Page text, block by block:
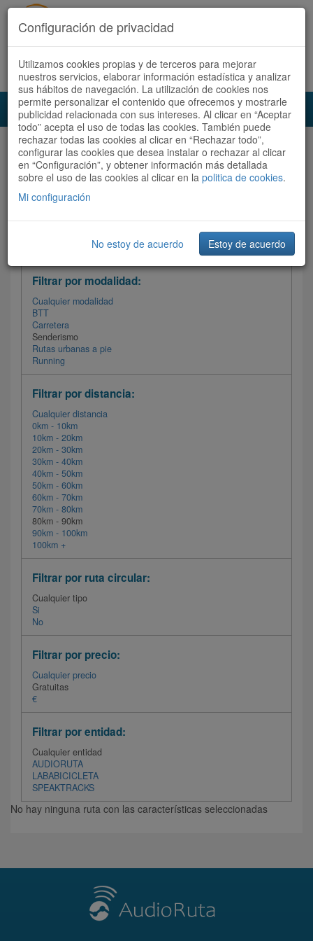
Acceder Registrate ahora Español | Català
Audioruta Todas las rutas
Todas las rutas
Ordenar por: Más recientes /
Filtrar las rutas
Filtrar por modalidad:
Cualquier modalidad
BTT
Carretera
Senderismo
Rutas urbanas a pie
Running
Filtrar por distancia:
Cualquier distancia
0km - 10km
10km - 20km
20km - 30km
30km - 40km
40km - 50km
50km - 60km
60km - 70km
70km - 80km
80km - 90km
90km - 100km
100km +
Filtrar por ruta circular:
Cualquier tipo
Si
No
Filtrar por precio:
Cualquier precio
Gratuitas
€
Filtrar por entidad:
Cualquier entidad
AUDIORUTA
LABABICICLETA
SPEAKTRACKS
No hay ninguna ruta con las características seleccionadas
Configuración de privacidad
Utilizamos cookies propias y de terceros para mejorar
nuestros servicios, elaborar información estadística y analizar
sus hábitos de navegación. La utilización de cookies nos
permite personalizar el contenido que ofrecemos y mostrarle
publicidad relacionada con sus intereses. Al clicar en “Aceptar
todo” acepta el uso de todas las cookies. También puede
rechazar todas las cookies al clicar en “Rechazar todo”,
configurar las cookies que desea instalar o rechazar al clicar
en “Configuración”, y obtener información más detallada
sobre el uso de las cookies al clicar en la politica de cookies.
Mi configuración
No estoy de acuerdo Estoy de acuerdo